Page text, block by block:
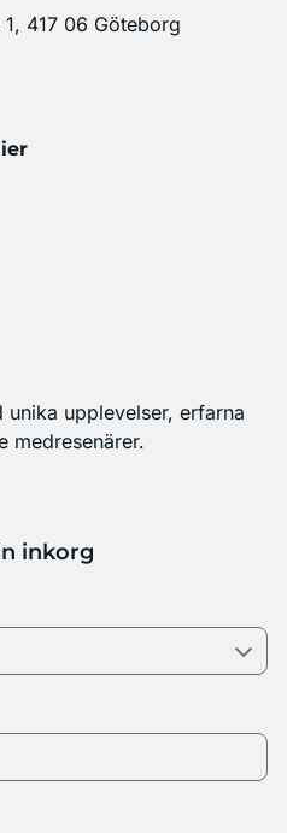
417 06 Göteborg
upplevelser, erfarna
medresenärer.
inkorg